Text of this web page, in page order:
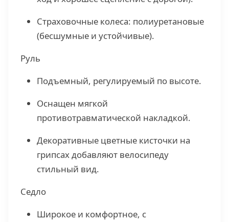
Страховочные колеса: полиуретановые
(бесшумные и устойчивые).
Руль
Подъемный, регулируемый по высоте.
Оснащен мягкой
противотравматической накладкой.
Декоративные цветные кисточки на
грипсах добавляют велосипеду
стильный вид.
Седло
Широкое и комфортное, с